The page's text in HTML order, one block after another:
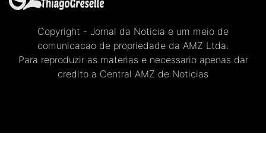
Copyright - Jornal da Noticia e um meio de
comunicacao de propriedade da AMZ Ltda.
Para reproduzir as materias e necessario apenas dar
credito a Central AMZ de Noticias